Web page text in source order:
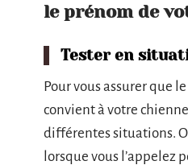
le prénom de
Tester en
Pour vous assurer que
convient à votre
différentes situations.
lorsque vous l’appelez